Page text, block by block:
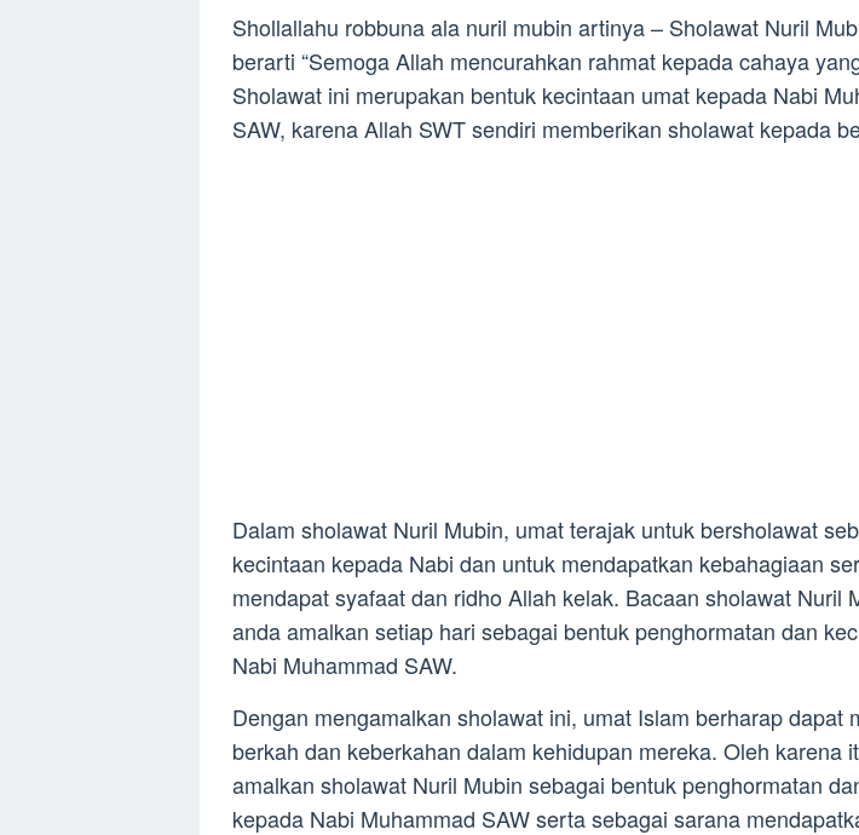
Shollallahu robbuna ala nuril mubin artinya – Sholawat Nuril
berarti “Semoga Allah mencurahkan rahmat kepada cahaya
Sholawat ini merupakan bentuk kecintaan umat kepada Nabi
SAW, karena Allah SWT sendiri memberikan sholawat kepada
Dalam sholawat Nuril Mubin, umat terajak untuk bersholawat
kecintaan kepada Nabi dan untuk mendapatkan kebahagiaan
mendapat syafaat dan ridho Allah kelak. Bacaan sholawat Nuril
anda amalkan setiap hari sebagai bentuk penghormatan dan
Nabi Muhammad SAW.
Dengan mengamalkan sholawat ini, umat Islam berharap dapat
berkah dan keberkahan dalam kehidupan mereka. Oleh karena
amalkan sholawat Nuril Mubin sebagai bentuk penghormatan
kepada Nabi Muhammad SAW serta sebagai sarana